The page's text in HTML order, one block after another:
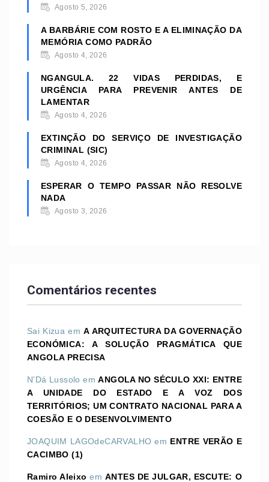
Agosto 5, 2026
A BARBÁRIE COM ROSTO E A ELIMINAÇÃO DA
MEMÓRIA COMO PADRÃO
Agosto 4, 2026
NGANGULA. 22 VIDAS PERDIDAS, E
URGÊNCIA PARA PREVENIR ANTES DE
LAMENTAR
Agosto 4, 2026
EXTINÇÃO DO SERVIÇO DE INVESTIGAÇÃO
CRIMINAL (SIC)
Agosto 4, 2026
ESPERAR O TEMPO PASSAR NÃO RESOLVE
NADA
Agosto 3, 2026
Comentários recentes
Sai Kizua emA ARQUITECTURA DA GOVERNAÇÃO
ECONÓMICA: A SOLUÇÃO PRAGMÁTICA QUE
ANGOLA PRECISA
N'Dá Lussolo emANGOLA NO SÉCULO XXI: ENTRE
A UNIDADE DO ESTADO E A VOZ DOS
TERRITÓRIOS; UM CONTRATO NACIONAL PARA A
COESÃO E O DESENVOLVIMENTO
JOAQUIM LAGOdeCARVALHO em ENTRE VERÃO E
CACIMBO (1)
Ramiro Aleixo emANTES DE JULGAR, ESCUTE: O